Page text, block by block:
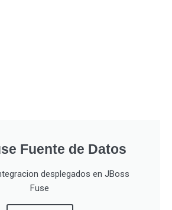
Fuente de Datos
desplegados en JBoss
Fuse